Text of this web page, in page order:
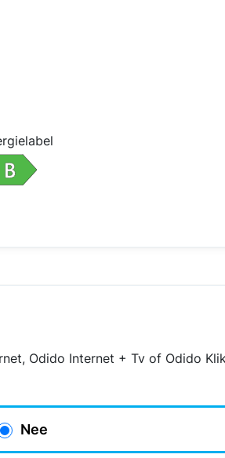
Odido Internet + Tv of Odido
Nee